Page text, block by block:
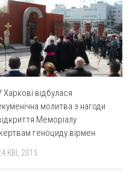
Харкові відбулася
молитва з нагоди
Меморіалу
геноциду вірмен
КВІ, 2015